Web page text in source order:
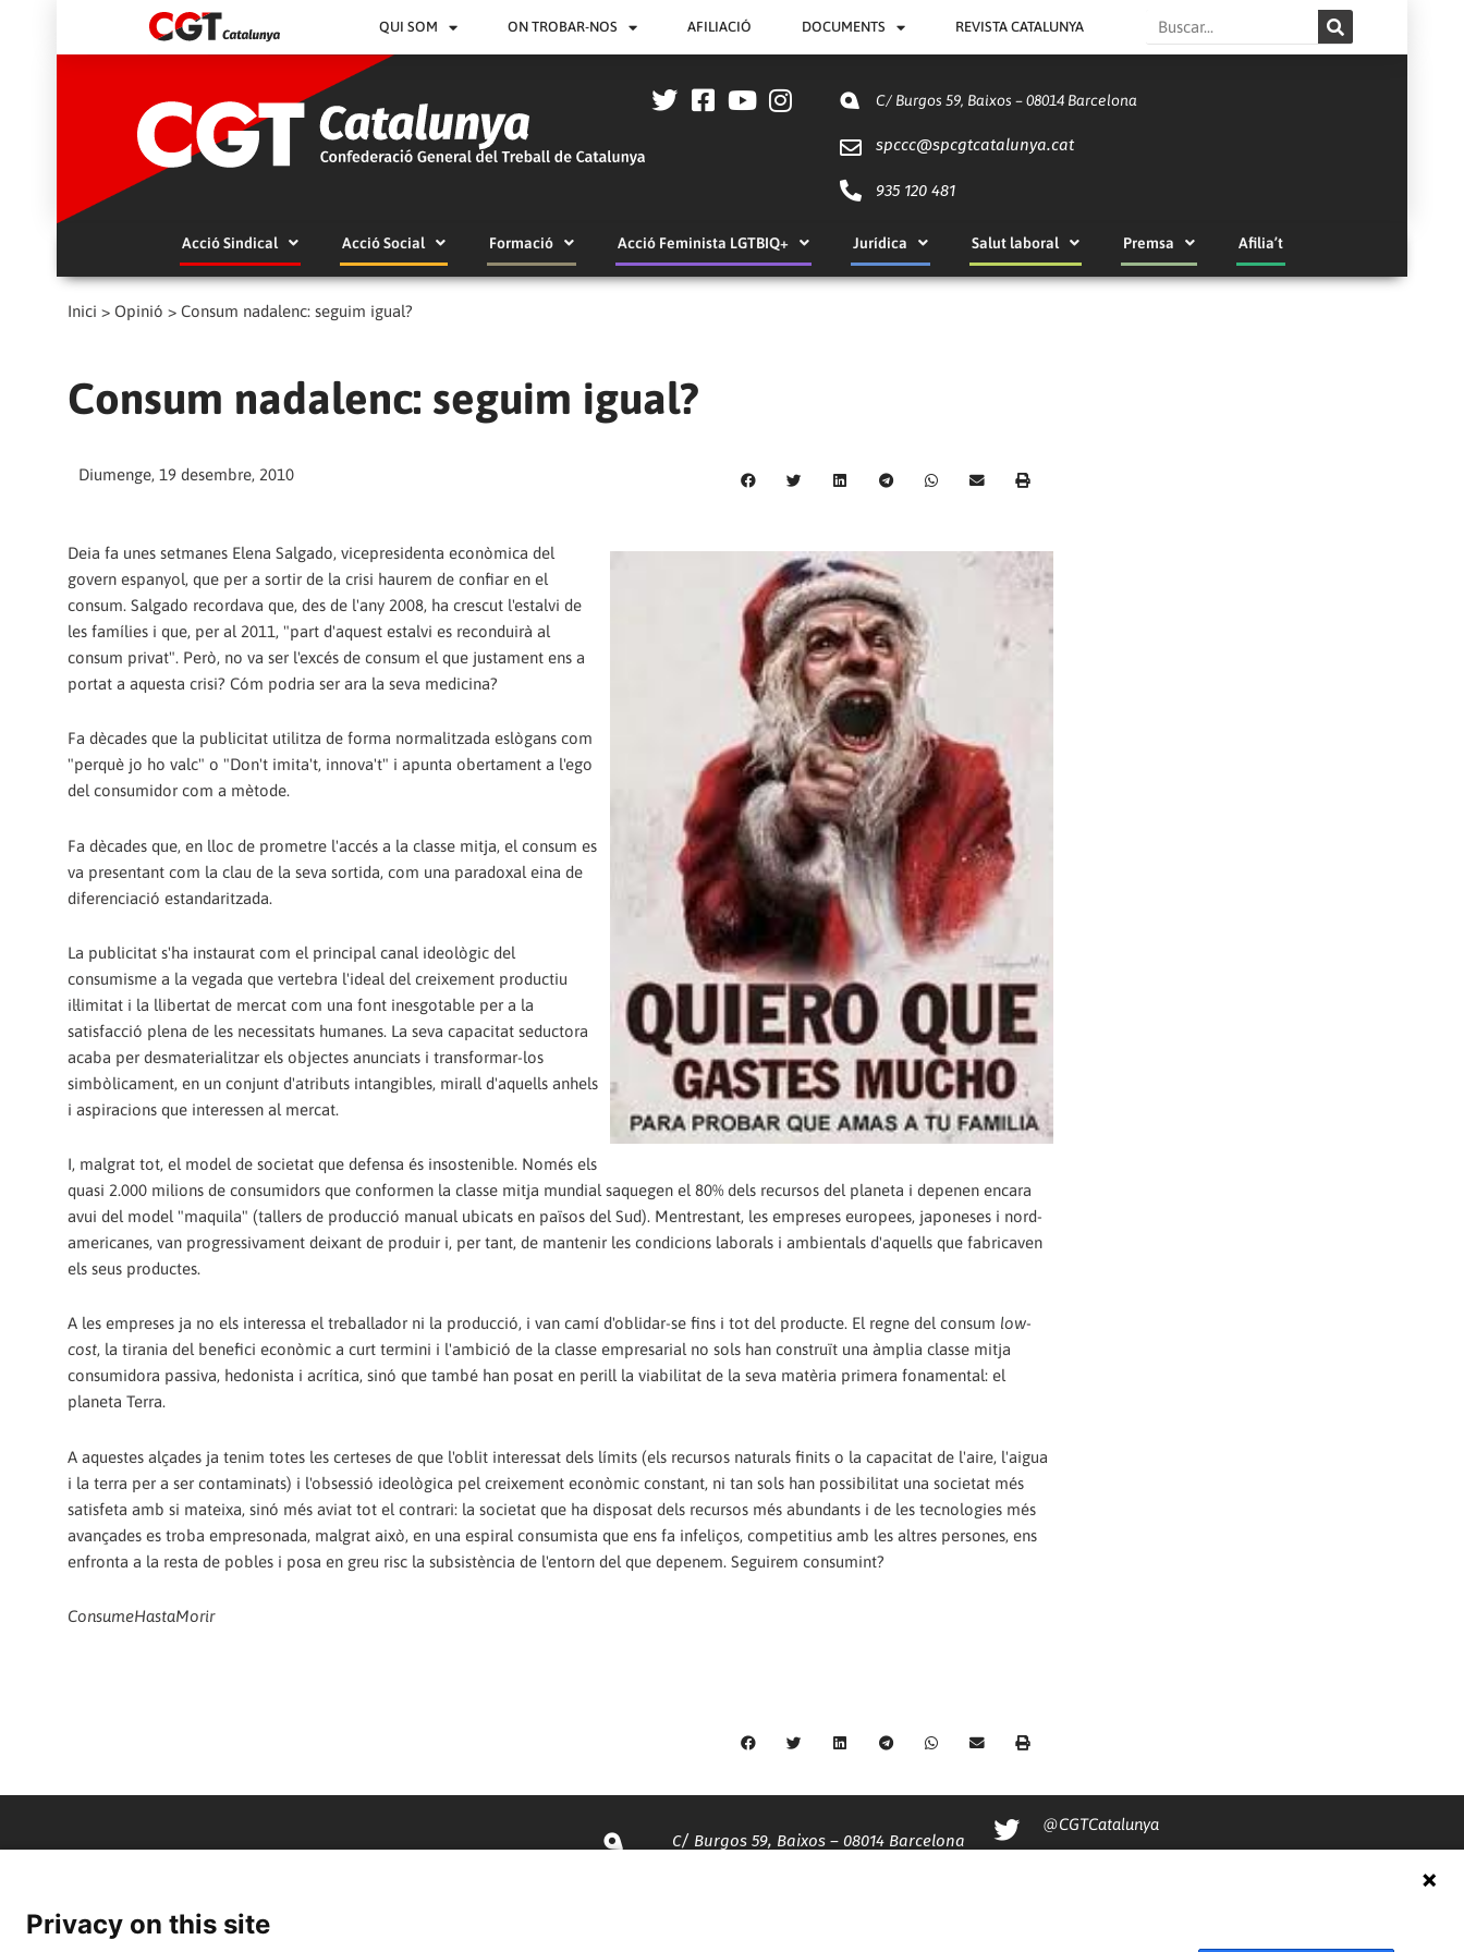
QUI SOM ON TROBAR-NOS AFILIACIÓ DOCUMENTS REVISTA CATALUNYA Search
C/ Burgos 59, Baixos – 08014 Barcelona
spccc@spcgtcatalunya.cat
935 120 481
Acció Sindical Acció Social Formació Acció Feminista LGTBIQ+ Jurídica Salut laboral Premsa Afilia’t
Inici > Opinió > Consum nadalenc: seguim igual?
Consum nadalenc: seguim igual?
Diumenge, 19 desembre, 2010
Deia fa unes setmanes Elena Salgado, vicepresidenta econòmica del
govern espanyol, que per a sortir de la crisi haurem de confiar en el
consum. Salgado recordava que, des de l'any 2008, ha crescut l'estalvi de
les famílies i que, per al 2011, "part d'aquest estalvi es reconduirà al
consum privat". Però, no va ser l'excés de consum el que justament ens a
portat a aquesta crisi? Cóm podria ser ara la seva medicina?
Fa dècades que la publicitat utilitza de forma normalitzada eslògans com
"perquè jo ho valc" o "Don't imita't, innova't" i apunta obertament a l'ego
del consumidor com a mètode.
Fa dècades que, en lloc de prometre l'accés a la classe mitja, el consum es
va presentant com la clau de la seva sortida, com una paradoxal eina de
diferenciació estandaritzada.
La publicitat s'ha instaurat com el principal canal ideològic del
consumisme a la vegada que vertebra l'ideal del creixement productiu
il·limitat i la llibertat de mercat com una font inesgotable per a la
satisfacció plena de les necessitats humanes. La seva capacitat seductora
acaba per desmaterialitzar els objectes anunciats i transformar-los
simbòlicament, en un conjunt d'atributs intangibles, mirall d'aquells anhels
i aspiracions que interessen al mercat.
I, malgrat tot, el model de societat que defensa és insostenible. Només els
quasi 2.000 milions de consumidors que conformen la classe mitja mundial saquegen el 80% dels recursos del planeta i depenen encara
avui del model "maquila" (tallers de producció manual ubicats en països del Sud). Mentrestant, les empreses europees, japoneses i nord-
americanes, van progressivament deixant de produir i, per tant, de mantenir les condicions laborals i ambientals d'aquells que fabricaven
els seus productes.
A les empreses ja no els interessa el treballador ni la producció, i van camí d'oblidar-se fins i tot del producte. El regne del consum low-
cost, la tirania del benefici econòmic a curt termini i l'ambició de la classe empresarial no sols han construït una àmplia classe mitja
consumidora passiva, hedonista i acrítica, sinó que també han posat en perill la viabilitat de la seva matèria primera fonamental: el
planeta Terra.
A aquestes alçades ja tenim totes les certeses de que l'oblit interessat dels límits (els recursos naturals finits o la capacitat de l'aire, l'aigua
i la terra per a ser contaminats) i l'obsessió ideològica pel creixement econòmic constant, ni tan sols han possibilitat una societat més
satisfeta amb si mateixa, sinó més aviat tot el contrari: la societat que ha disposat dels recursos més abundants i de les tecnologies més
avançades es troba empresonada, malgrat això, en una espiral consumista que ens fa infeliços, competitius amb les altres persones, ens
enfronta a la resta de pobles i posa en greu risc la subsistència de l'entorn del que depenem. Seguirem consumint?
ConsumeHastaMorir
C/ Burgos 59, Baixos – 08014 Barcelona
@CGTCatalunya
Privacy on this site